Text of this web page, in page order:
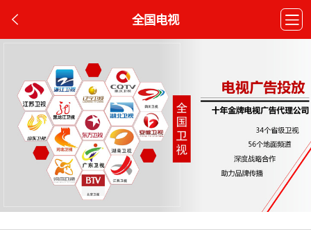
全国电视